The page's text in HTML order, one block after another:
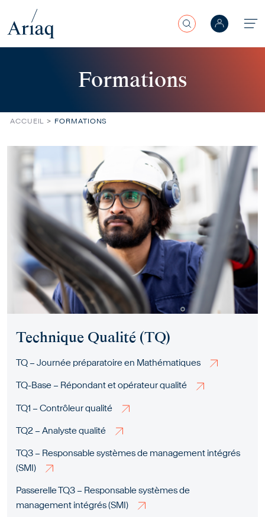
Formations
ACCUEIL FORMATIONS
Technique Qualité (TQ)
TQ – Journée préparatoire en Mathématiques
TQ-Base – Répondant et opérateur qualité
TQ1 – Contrôleur qualité
TQ2 – Analyste qualité
TQ3 – Responsable systèmes de management intégrés
(SMI)
Passerelle TQ3 – Responsable systèmes de
management intégrés (SMI)